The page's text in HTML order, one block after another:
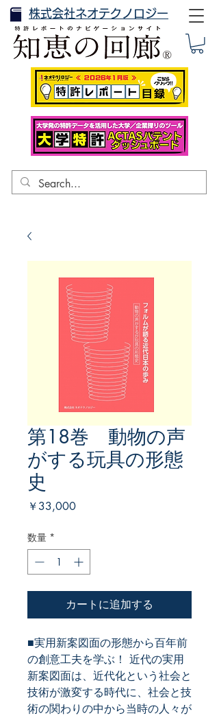
株式会社ネオテクノロジー
第18巻 動物の声
がする玩具の形態
史
￥33,000価
数量 *
カートに追加する
■実用新案図面の形態から百年前
の創意工夫を学ぶ！ 近代の実用
新案図面は、近代化という社会と
技術が激変する時代に、社会と技
術の関わりの中から当時の人々が